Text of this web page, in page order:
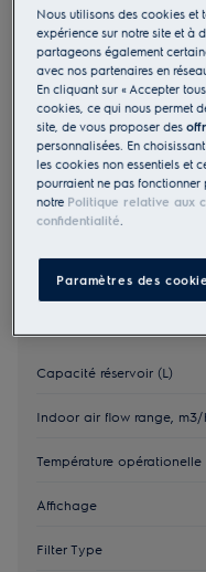
EXD16DN4W
5 (5)
Capacité réservoir (L)
Indoor air flow range, m3/
Température opérationelle
Affichage
Filter Type
Nous utilisons des cookies et
expérience sur notre site et à
partageons également
avec nos partenaires en
En cliquant sur « Accepter
cookies, ce qui nous permet
site, de vous proposer des
personnalisées. En
les cookies non essentiels et
pourraient ne pas fonctionner
notre Politique relative aux
confidentialité.
Paramètres des